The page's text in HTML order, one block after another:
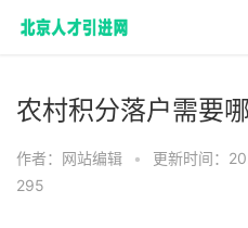
农村积分落户需要
作者：网站编辑 • 更新时间：
295